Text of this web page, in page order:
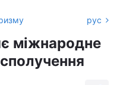
рус
міжнародне